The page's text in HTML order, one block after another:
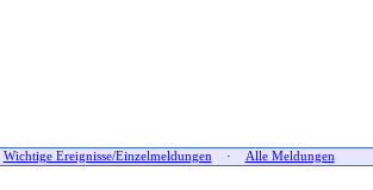
Wichtige Ereignisse/Einzelmeldungen · Alle Meldungen